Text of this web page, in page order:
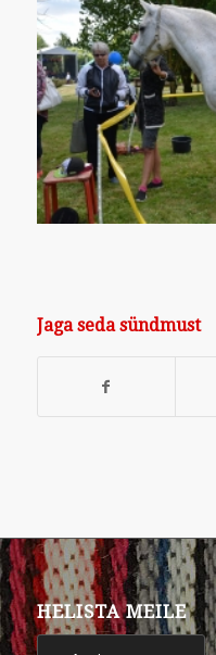
Jaga seda sündmust
HELISTA MEILE